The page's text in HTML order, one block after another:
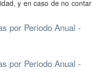
y en caso de no contar
por Periodo Anual -
por Periodo Anual -